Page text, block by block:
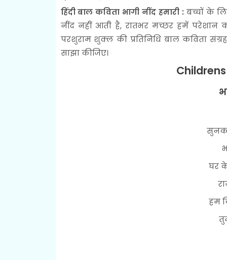
हिंदी बाल कविता भागी नींद हमारी : बच्चों के
नींद नहीं आती है, रातभर मच्छर हमें परेशान
परशुराम शुक्ल की प्रतिनिधि बाल कविता
साझा कीजिए।
घर
हम